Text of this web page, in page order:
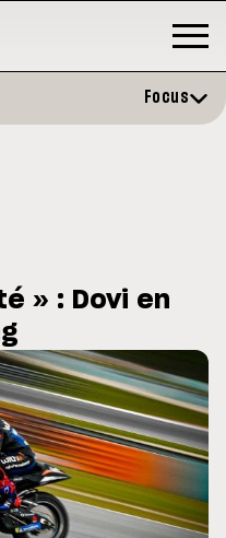
GP
évite l'opération et vise
en septembre
Focus
» : Dovi en